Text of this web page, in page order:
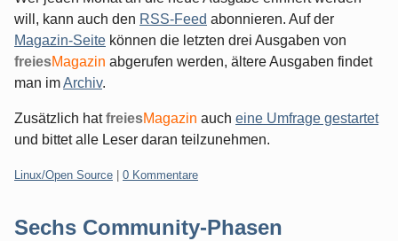
will, kann auch den RSS-Feed abonnieren. Auf der
Magazin-Seite können die letzten drei Ausgaben von
freiesMagazin abgerufen werden, ältere Ausgaben findet
man imArchiv.
Zusätzlich hatfreiesMagazin auch eine Umfrage gestartet
und bittet alle Leser daran teilzunehmen.
Kategorien:
Linux/Open Source 0 Kommentare
Sechs Community-Phasen